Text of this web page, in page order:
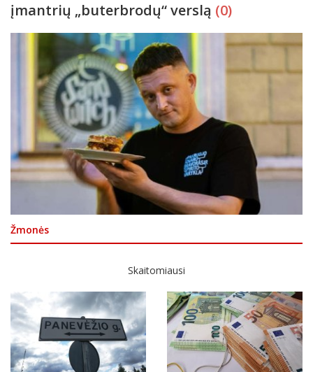
įmantrių „buterbrodų“ verslą (0)
Žmonės
Skaitomiausi